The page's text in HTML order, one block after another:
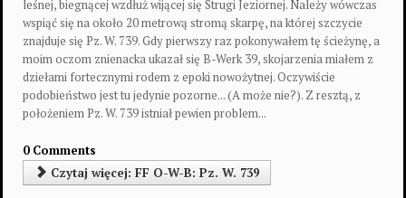
leśnej, biegnącej wzdłuż wijącej się Strugi Jeziornej. Należy wówczas
wspiąć się na około 20 metrową stromą skarpę, na której szczycie
znajduje się Pz. W. 739. Gdy pierwszy raz pokonywałem tę ścieżynę, a
moim oczom znienacka ukazał się B-Werk 39, skojarzenia miałem z
dziełami fortecznymi rodem z epoki nowożytnej. Oczywiście
podobieństwo jest tu jedynie pozorne... (A może nie?). Z resztą, z
położeniem Pz. W. 739 istniał pewien problem...
0 Comments
Czytaj więcej: FF O-W-B: Pz. W. 739